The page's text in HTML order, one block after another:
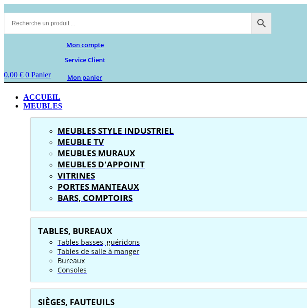
contenu
Mon compte
Service Client
0,00 € 0 Panier Mon panier
ACCUEIL
MEUBLES
MEUBLES STYLE INDUSTRIEL
MEUBLE TV
MEUBLES MURAUX
MEUBLES D'APPOINT
VITRINES
PORTES MANTEAUX
BARS, COMPTOIRS
TABLES, BUREAUX
Tables basses, guéridons
Tables de salle à manger
Bureaux
Consoles
SIÈGES, FAUTEUILS